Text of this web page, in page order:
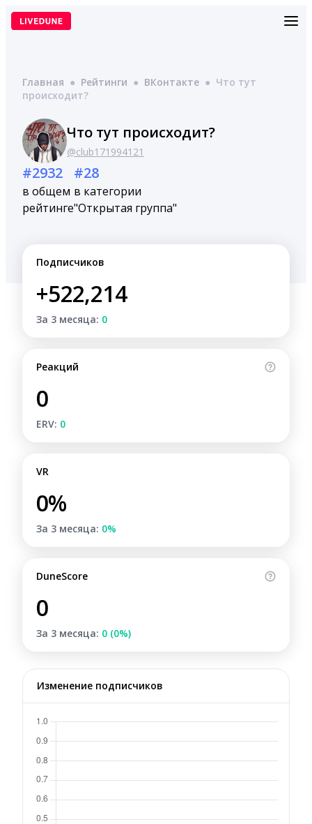
Перейти
Главная ● Рейтинги ● ВКонтакте ● Что тут
происходит?
Что тут происходит?
@club171994121
#2932
в общем
рейтинге
#28
в категории
"Открытая группа"
Подписчиков
+522,214
За 3 месяца: 0
Реакций
0
ERV: 0
VR
0%
За 3 месяца: 0%
DuneScore
0
За 3 месяца: 0 (0%)
Изменение подписчиков